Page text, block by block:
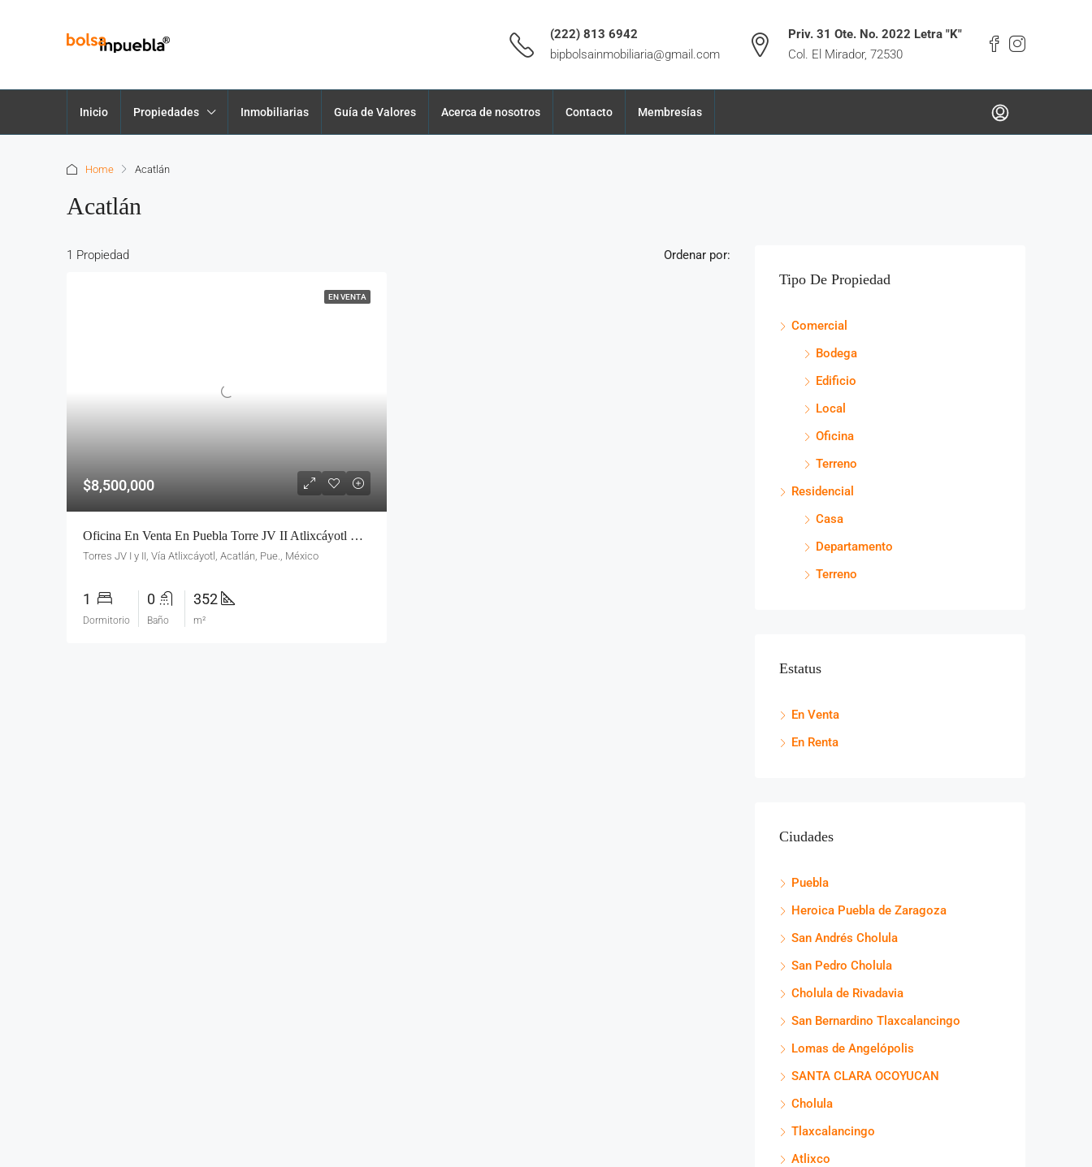
(222) 813 6942
bipbolsainmobiliaria@gmail.com
Priv. 31 Ote. No. 2022 Letra "K"
Col. El Mirador, 72530
Inicio Propiedades Inmobiliarias Guía de Valores Acerca de nosotros Contacto Membresías
Home Acatlán
Acatlán
1 Propiedad Ordenar por:
EN VENTA
$8,500,000
Oficina En Venta En Puebla Torre JV II Atlixcáyotl Piso 20 Con Helipuerto Y Alta Plusvalía
Torres JV I y II, Vía Atlixcáyotl, Acatlán, Pue., México
1
Dormitorio
0
Baño
352
m²
Tipo De Propiedad
Comercial
Bodega
Edificio
Local
Oficina
Terreno
Residencial
Casa
Departamento
Terreno
Estatus
En Venta
En Renta
Ciudades
Puebla
Heroica Puebla de Zaragoza
San Andrés Cholula
San Pedro Cholula
Cholula de Rivadavia
San Bernardino Tlaxcalancingo
Lomas de Angelópolis
SANTA CLARA OCOYUCAN
Cholula
Tlaxcalancingo
Atlixco